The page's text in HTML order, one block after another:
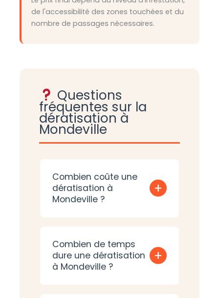
de l'accessibilité des zones touchées et du
nombre de passages nécessaires.
Questions
fréquentes sur la
dératisation à
Mondeville
Combien coûte une
dératisation à
Mondeville ?
+
Combien de temps
dure une dératisation
à Mondeville ?
+